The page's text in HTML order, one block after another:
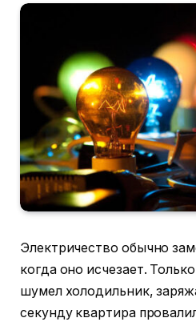
Электричество обычно
когда оно исчезает.
шумел холодильник,
секунду квартира